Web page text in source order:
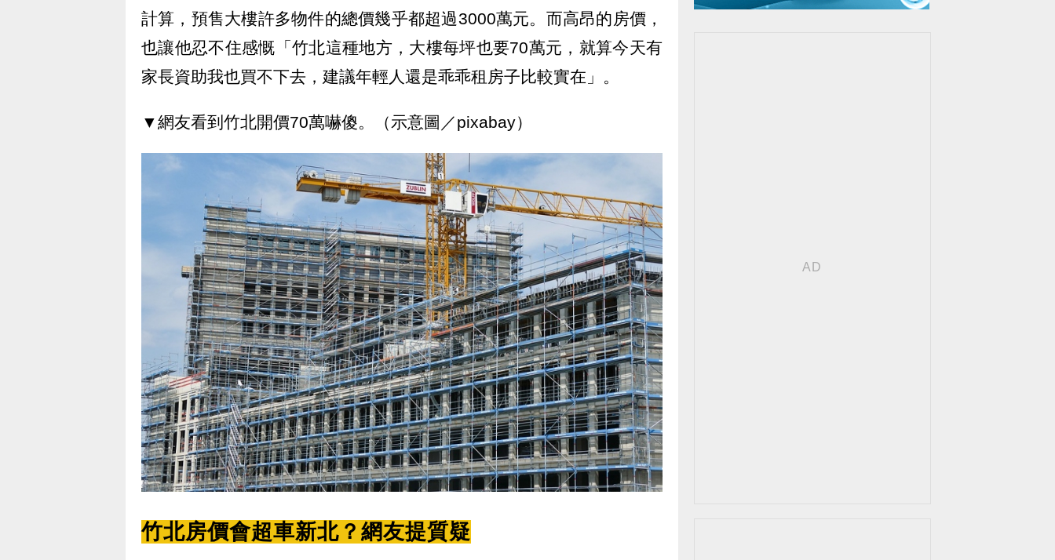
計算，預售大樓許多物件的總價幾乎都超過3000萬元。而高昂的房價，
也讓他忍不住感慨「竹北這種地方，大樓每坪也要70萬元，就算今天有
家長資助我也買不下去，建議年輕人還是乖乖租房子比較實在」。
▼網友看到竹北開價70萬嚇傻。（示意圖／pixabay）
竹北房價會超車新北？網友提質疑